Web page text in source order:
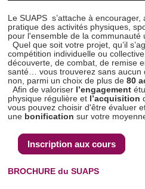
Le SUAPS s’attache à
pratique des activités physiques,
pour l'ensemble de la communauté
Quel que soit votre projet, qu’il
compétition individuelle ou
découverte, de combat, de remise
santé… vous trouverez sans aucun
non, parmi un choix de plus de 80
Afin de valoriser l’engagement
physique régulière et l’acquisition
vous pouvez choisir d'être évaluer
une bonification sur votre
Inscription aux cours
BROCHURE du SUAPS